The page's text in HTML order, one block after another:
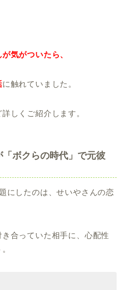
気がついたら、
に触れていました。
しくご紹介します。
ボクらの時代」で元彼
にしたのは、せいやさんの恋
合っていた相手に、心配性